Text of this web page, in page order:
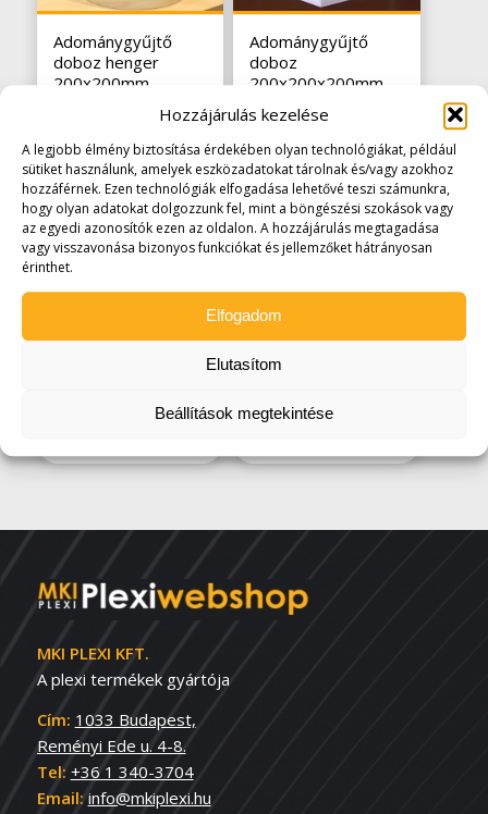
Hozzájárulás kezelése
A legjobb élmény biztosítása érdekében olyan technológiákat, például
sütiket használunk, amelyek eszközadatokat tárolnak és/vagy azokhoz
hozzáférnek. Ezen technológiák elfogadása lehetővé teszi számunkra,
hogy olyan adatokat dolgozzunk fel, mint a böngészési szokások vagy
az egyedi azonosítók ezen az oldalon. A hozzájárulás megtagadása
vagy visszavonása bizonyos funkciókat és jellemzőket hátrányosan
érinthet.
Elfogadom
Elutasítom
Beállítások megtekintése
Adománygyűjtő
doboz henger
200x200mm
Adománygyűjtő
doboz
200x200x200mm
opál
17.653Ft
(13.900Ft+áfa)
5.200Ft
Díszdoboz
1.842Ft (1.450
MKI PLEXI KFT.
A plexi termékek gyártója
Cím: 1033 Budapest,
Reményi Ede u. 4-8.
Tel: +36 1 340-3704
Email: info@mkiplexi.hu